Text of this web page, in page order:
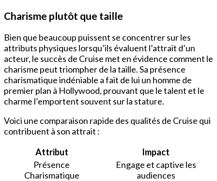
Charisme plutôt que taille
Bien que beaucoup puissent se concentrer sur les
attributs physiques lorsqu’ils évaluent l’attrait d’un
acteur, le succès de Cruise met en évidence comment le
charisme peut triompher de la taille. Sa présence
charismatique indéniable a fait de lui un homme de
premier plan à Hollywood, prouvant que le talent et le
charme l’emportent souvent sur la stature.
Voici une comparaison rapide des qualités de Cruise qui
contribuent à son attrait :
Attribut
Impact
Présence
Charismatique
Engage et captive les
audiences